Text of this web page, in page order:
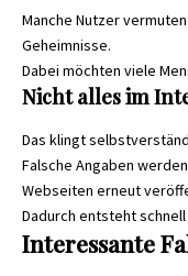
Manche Nutzer
Geheimnisse.
Dabei möchten viele
Nicht alles im
Das klingt
Falsche Angaben
Webseiten erneut
Dadurch entsteht
Interessante